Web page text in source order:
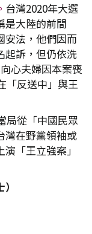
台灣2020年大選
是大陸的前間
安法，他們因而
起訴，但仍依洗
心夫婦因本案喪
「反送中」與王
局從「中國民眾
灣在野黨領袖或
「王立強案」